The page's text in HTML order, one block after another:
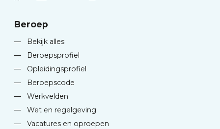
Beroep
—
Bekijk alles
—
Beroepsprofiel
—
Opleidingsprofiel
—
Beroepscode
—
Werkvelden
—
Wet en regelgeving
—
Vacatures en oproepen